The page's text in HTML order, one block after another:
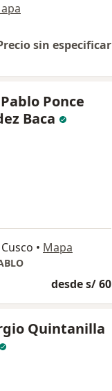
sin especificar
Ponce
Baca
• Mapa
desde s/ 60
Quintanilla